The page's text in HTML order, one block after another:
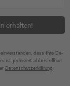
erhalten!
dass Ihre Da­
ist jeder­zeit ab­bestel­lbar.
Daten­schutz­erklärung